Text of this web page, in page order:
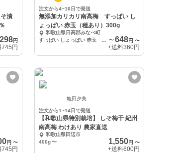
漬
円
745円
注文から4~16日で発送
無添加カリカリ南高梅 すっぱい し
ょっぱい 赤玉（種あり）300g
和歌山県日高郡みなべ町
〜648円 〜
+送料360円
円〜
745円
亀田夕美
注文から1~14日で発送
【和歌山県特別栽培】 しそ梅干 紀州
南高梅 わけあり 農家直送
和歌山県田辺市
400g〜 1,550円 〜
+送料600円